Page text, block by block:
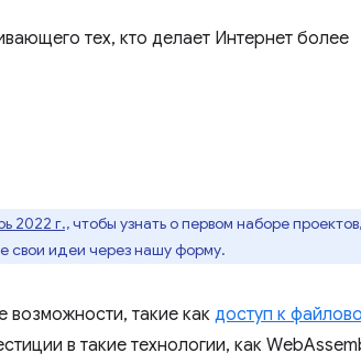
тех, кто делает Интернет более
2022 г.,чтобы узнать о первом наборе
свои идеи через нашу форму.
возможности, такие какдоступ к
в такие технологии, как